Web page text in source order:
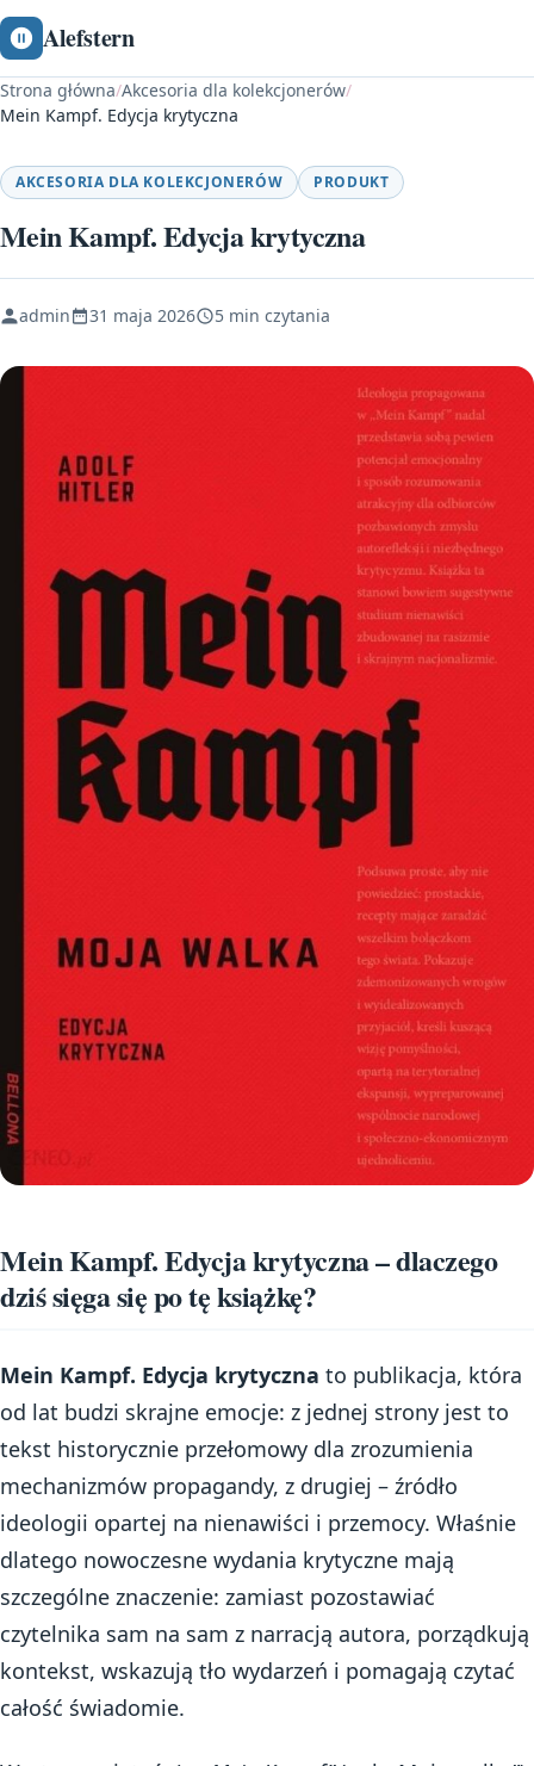
Alefstern
Strona główna/Akcesoria dla kolekcjonerów/
Mein Kampf. Edycja krytyczna
AKCESORIA DLA KOLEKCJONERÓW PRODUKT
Mein Kampf. Edycja krytyczna
admin 31 maja 2026 5 min czytania
Mein Kampf. Edycja krytyczna – dlaczego
dziś sięga się po tę książkę?
Mein Kampf. Edycja krytyczna to publikacja, która
od lat budzi skrajne emocje: z jednej strony jest to
tekst historycznie przełomowy dla zrozumienia
mechanizmów propagandy, z drugiej – źródło
ideologii opartej na nienawiści i przemocy. Właśnie
dlatego nowoczesne wydania krytyczne mają
szczególne znaczenie: zamiast pozostawiać
czytelnika sam na sam z narracją autora, porządkują
kontekst, wskazują tło wydarzeń i pomagają czytać
całość świadomie.